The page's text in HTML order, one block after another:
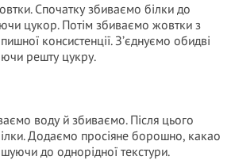
Спочатку збиваємо білки до
цукор. Потім збиваємо жовтки з
консистенції. З’єднуємо обидві
решту цукру.
воду й збиваємо. Після цього
Додаємо просіяне борошно, какао
до однорідної текстури.